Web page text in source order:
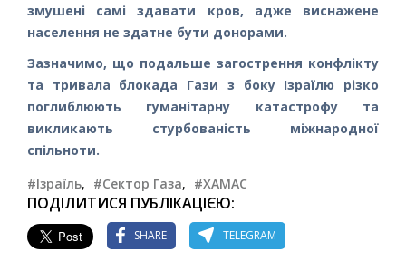
змушені самі здавати кров, адже виснажене
населення не здатне бути донорами.
Зазначимо, що подальше загострення конфлікту
та тривала блокада Гази з боку Ізраїлю різко
поглиблюють гуманітарну катастрофу та
викликають стурбованість міжнародної
спільноти.
#Ізраїль, #Сектор Газа, #ХАМАС
ПОДІЛИТИСЯ ПУБЛІКАЦІЄЮ:
SHARE TELEGRAM